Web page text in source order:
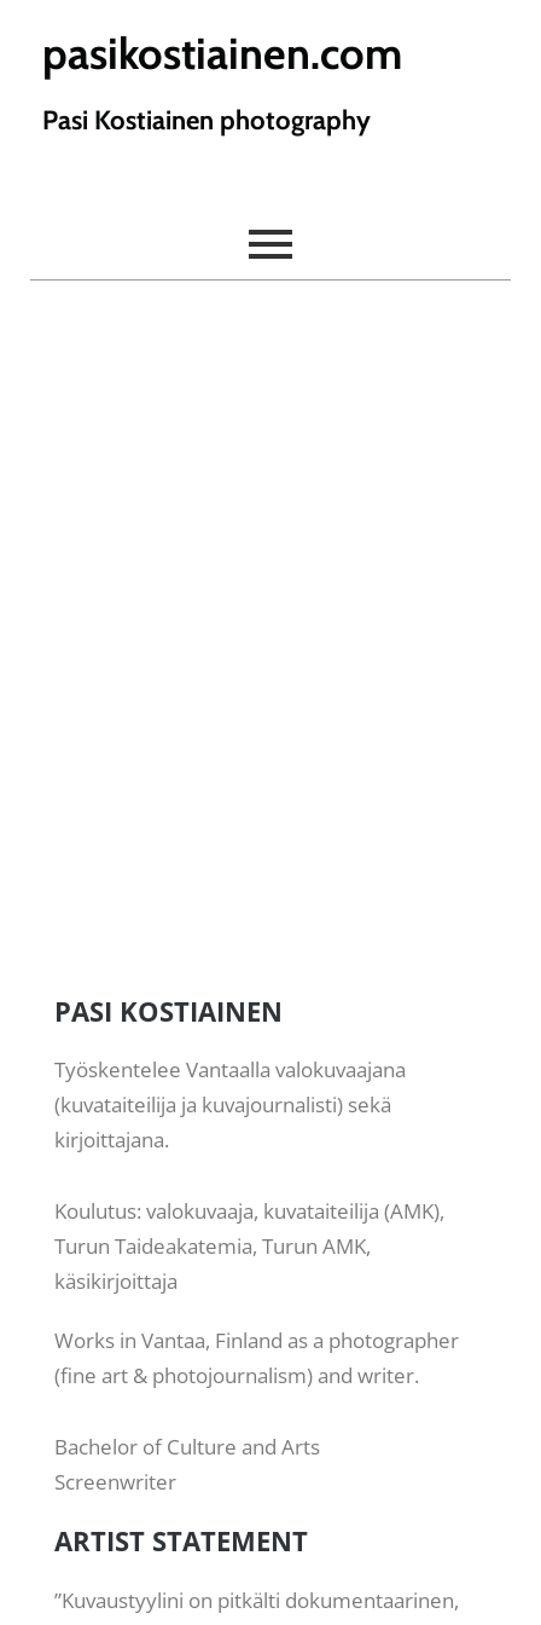
pasikostiainen.com
Pasi Kostiainen photography
PASI KOSTIAINEN
Työskentelee Vantaalla valokuvaajana
(kuvataiteilija ja kuvajournalisti) sekä
kirjoittajana.
Koulutus: valokuvaaja, kuvataiteilija (AMK),
Turun Taideakatemia, Turun AMK,
käsikirjoittaja
Works in Vantaa, Finland as a photographer
(fine art & photojournalism) and writer.
Bachelor of Culture and Arts
Screenwriter
ARTIST STATEMENT
”Kuvaustyylini on pitkälti dokumentaarinen,